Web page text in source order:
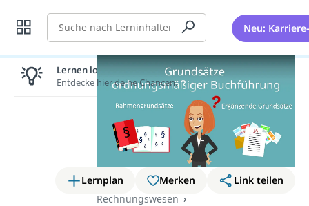
Suche Neu:
Lernplan Merken
Link teilen
Rechnungswesen
Lernen lohnt sich!
Entdecke hier deine Chancen.